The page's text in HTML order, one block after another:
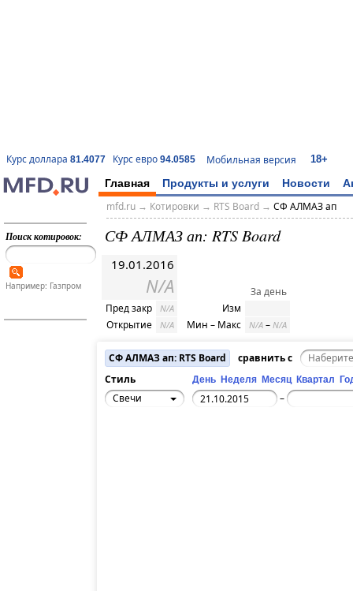
Курс доллара 81.4077 Курс евро 94.0585 Мобильная версия 18+
Главная Продукты и услуги Новости
Поиск котировок:
Например: Газпром
mfd.ru→ Котировки → RTS Board→ СФ АЛМАЗ ап
СФ АЛМАЗ ап: RTS Board
19.01.2016
N/A
Пред закр N/A
Открытие N/A
За день
Изм
Мин – Макс
N/A – N/A
СФ АЛМАЗ ап: RTS Board
сравнить с
Стиль
День Неделя Месяц Квартал
Свечи –